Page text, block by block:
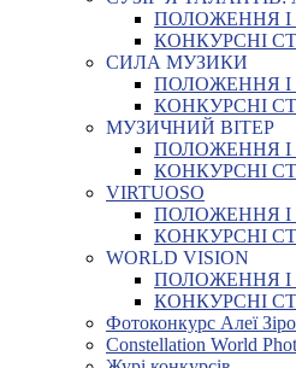
ПОЛОЖЕННЯ І
КОНКУРСНІ
СИЛА МУЗИКИ
ПОЛОЖЕННЯ І
КОНКУРСНІ
МУЗИЧНИЙ ВІТЕР
ПОЛОЖЕННЯ І
КОНКУРСНІ
VIRTUOSO
ПОЛОЖЕННЯ І
КОНКУРСНІ
WORLD VISION
ПОЛОЖЕННЯ І
КОНКУРСНІ
Фотоконкурс Алеї
Constellation World